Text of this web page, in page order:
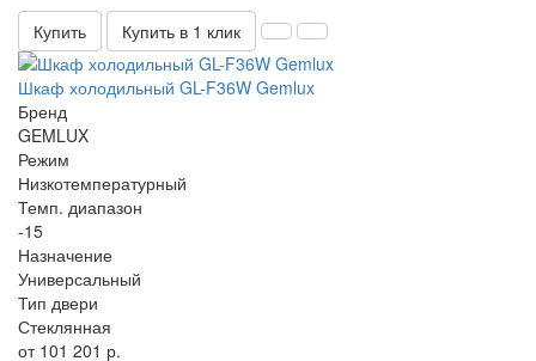
Купить
Купить в 1 клик
Шкаф холодильный GL-F36W Gemlux
Бренд
GEMLUX
Режим
Низкотемпературный
Темп. диапазон
-15
Назначение
Универсальный
Тип двери
Стеклянная
от 101 201 р.